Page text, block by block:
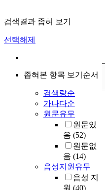
검색결과 좁혀 보기
선택해제
좁혀본 항목 보기순서
검색량순
가나다순
원문유무
원문있
음 (52)
원문없
음 (14)
음성지원유무
음성 지
원 (40)